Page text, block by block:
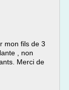
mon fils de 3
, non
Merci de